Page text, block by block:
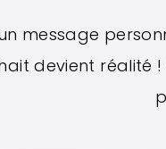
message
devient